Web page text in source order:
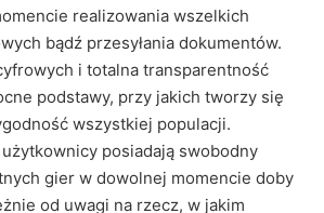
realizowania wszelkich
bądź przesyłania dokumentów.
i totalna transparentność
podstawy, przy jakich tworzy się
wszystkiej populacji.
posiadają swobodny
gier w dowolnej momencie doby
od uwagi na rzecz, w jakim